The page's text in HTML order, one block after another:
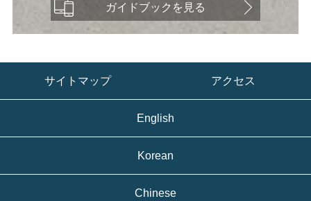
ガイドブックを見る
サイトマップ アクセス
English
Korean
Chinese